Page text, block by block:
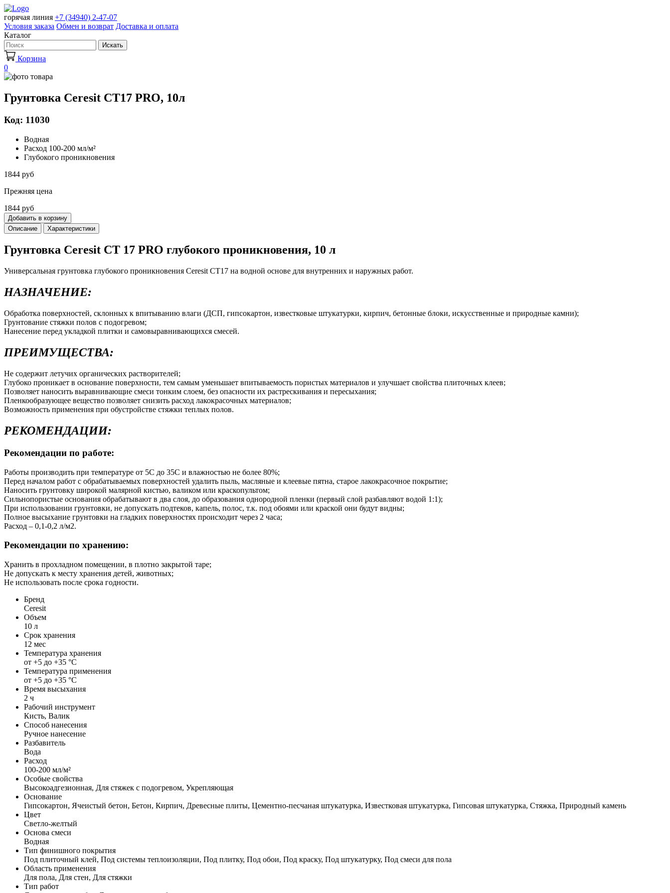
горячая линия +7 (34940) 2-47-07
Условия заказа Обмен и возврат Доставка и оплата
Каталог
Искать
Корзина
0
Грунтовка Ceresit CT17 PRO, 10л
Код: 11030
Водная
Расход 100-200 мл/м²
Глубокого проникновения
1844 руб
Прежняя цена
1844 руб
Добавить в корзину
Описание
Характеристики
Грунтовка Ceresit CT 17 PRO глубокого проникновения, 10 л
Универсальная грунтовка глубокого проникновения Ceresit СТ17 на водной основе для внутренних и наружных работ.
НАЗНАЧЕНИЕ:
Обработка поверхностей, склонных к впитыванию влаги (ДСП, гипсокартон, известковые штукатурки, кирпич, бетонные блоки, искусственные и природные камни);
Грунтование стяжки полов с подогревом;
Нанесение перед укладкой плитки и самовыравнивающихся смесей.
ПРЕИМУЩЕСТВА:
Не содержит летучих органических растворителей;
Глубоко проникает в основание поверхности, тем самым уменьшает впитываемость пористых материалов и улучшает свойства плиточных клеев;
Позволяет наносить выравнивающие смеси тонким слоем, без опасности их растрескивания и пересыхания;
Пленкообразующее вещество позволяет снизить расход лакокрасочных материалов;
Возможность применения при обустройстве стяжки теплых полов.
РЕКОМЕНДАЦИИ:
Рекомендации по работе:
Работы производить при температуре от 5С до 35С и влажностью не более 80%;
Перед началом работ с обрабатываемых поверхностей удалить пыль, масляные и клеевые пятна, старое лакокрасочное покрытие;
Наносить грунтовку широкой малярной кистью, валиком или краскопультом;
Сильнопористые основания обрабатывают в два слоя, до образования однородной пленки (первый слой разбавляют водой 1:1);
При использовании грунтовки, не допускать подтеков, капель, полос, т.к. под обоями или краской они будут видны;
Полное высыхание грунтовки на гладких поверхностях происходит через 2 часа;
Расход – 0,1-0,2 л/м2.
Рекомендации по хранению:
Хранить в прохладном помещении, в плотно закрытой таре;
Не допускать к месту хранения детей, животных;
Не использовать после срока годности.
Бренд
Ceresit
Объем
10 л
Срок хранения
12 мес
Температура хранения
от +5 до +35 °С
Температура применения
от +5 до +35 °С
Время высыхания
2 ч
Рабочий инструмент
Кисть, Валик
Способ нанесения
Ручное нанесение
Разбавитель
Вода
Расход
100-200 мл/м²
Особые свойства
Высокоадгезионная, Для стяжек с подогревом, Укрепляющая
Основание
Гипсокартон, Ячеистый бетон, Бетон, Кирпич, Древесные плиты, Цементно-песчаная штукатурка, Известковая штукатурка, Гипсовая штукатурка, Стяжка, Природный камень
Цвет
Светло-желтый
Основа смеси
Водная
Тип финишного покрытия
Под плиточный клей, Под системы теплоизоляции, Под плитку, Под обои, Под краску, Под штукатурку, Под смеси для пола
Область применения
Для пола, Для стен, Для стяжки
Тип работ